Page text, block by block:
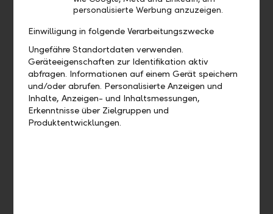
verarbeitet wird?
ausgeführte Zahlung duplizieren?
Wie kann ich eine offene Zahlung
bearbeiten?
Wie kann ich eine offene Zahlung
personalisierte Werbung anzuzeigen.
Einwilligung in folgende Verarbeitungszwecke
Ungefähre Standortdaten verwenden.
Geräteeigenschaften zur Identifikation aktiv
abfragen. Informationen auf einem Gerät speichern
und/oder abrufen. Personalisierte Anzeigen und
Inhalte, Anzeigen- und Inhaltsmessungen,
Erkenntnisse über Zielgruppen und
Produktentwicklungen.